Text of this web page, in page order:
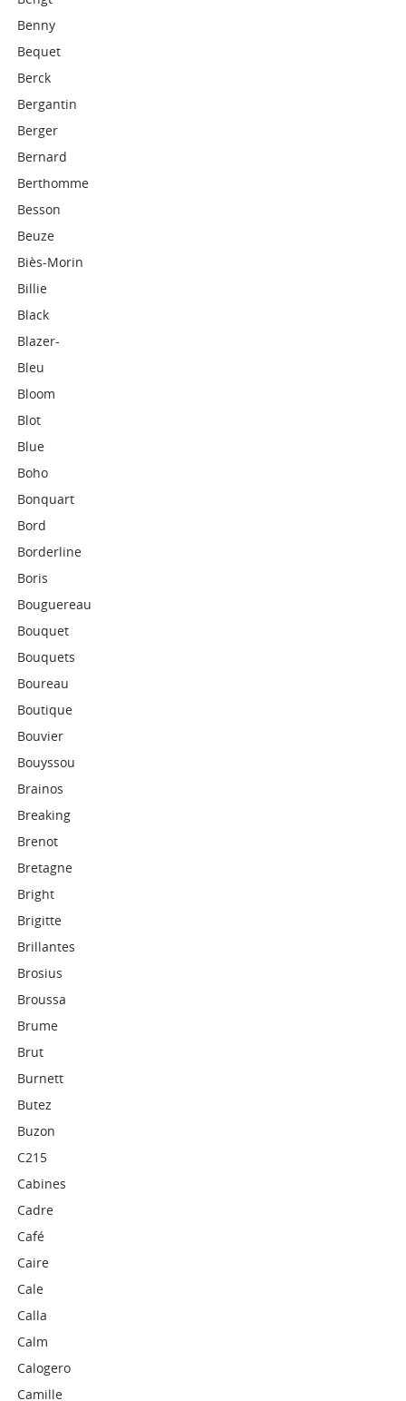
Benny
Bequet
Berck
Bergantin
Berger
Bernard
Berthomme
Besson
Beuze
Biès-Morin
Billie
Black
Blazer-
Bleu
Bloom
Blot
Blue
Boho
Bonquart
Bord
Borderline
Boris
Bouguereau
Bouquet
Bouquets
Boureau
Boutique
Bouvier
Bouyssou
Brainos
Breaking
Brenot
Bretagne
Bright
Brigitte
Brillantes
Brosius
Broussa
Brume
Brut
Burnett
Butez
Buzon
C215
Cabines
Cadre
Café
Caire
Cale
Calla
Calm
Calogero
Camille